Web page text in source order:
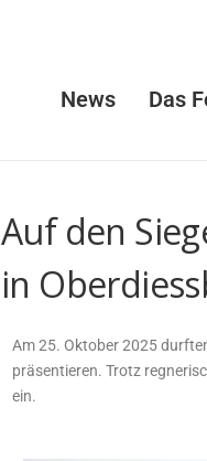
News Das
Auf den
in
Am 25. Oktober 2025
präsentieren. Trotz
ein.